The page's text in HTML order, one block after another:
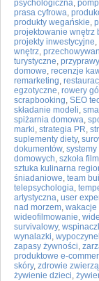
psychologiczna,
prasa cyfrowa,
produkty wegańskie,
projektowanie wnętrz
projekty inwestycyjne,
wnętrz,
turystyczne,
domowe, recenzje
remarketing,
egzotyczne, rowery
scrapbooking, SEO
składanie modeli,
spiżarnia domowa,
marki, strategia PR,
suplementy diety,
dokumentów, systemy
domowych, szkoła
sztuka kulinarna
śniadaniowe, team
telepsychologia,
artystyczna, user
nad morzem, wakacje
wideofilmowanie,
survivalowy,
wynalazki,
zapasy żywności,
produktowe e-
skóry, zdrowie
żywienie dzieci,